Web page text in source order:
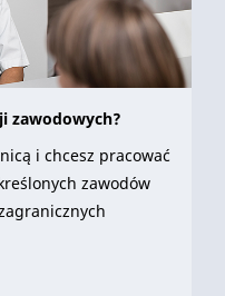
zawodowych?
i chcesz pracować
zawodów